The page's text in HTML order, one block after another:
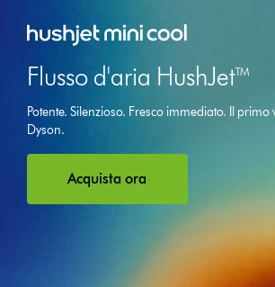
Flusso d'aria HushJet™
Potente. Silenzioso. Fresco immediato. Il
Dyson.
Acquista ora